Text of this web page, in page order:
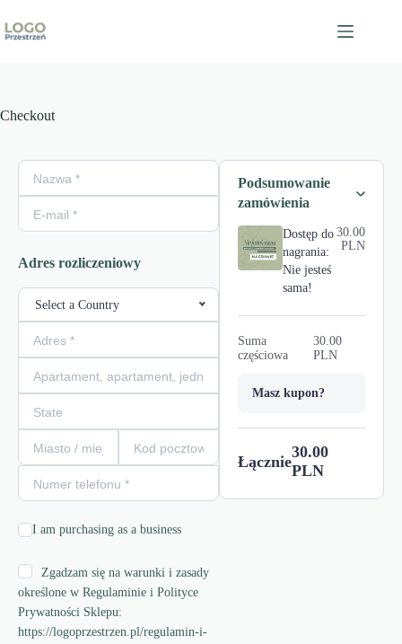
do
treści
Checkout
Adres rozliczeniowy
Select a Country
I am purchasing as a business
Zgadzam się na warunki i zasady
określone w Regulaminie i Polityce
Prywatności Sklepu:
https://logoprzestrzen.pl/regulamin-i-
Podsumowanie zamówienia
Podsumowanie
zamówienia
Dostęp do
nagrania:
Nie jesteś
sama!
30.00
PLN
Suma
częściowa
30.00
PLN
Masz kupon?
Łącznie
30.00
PLN